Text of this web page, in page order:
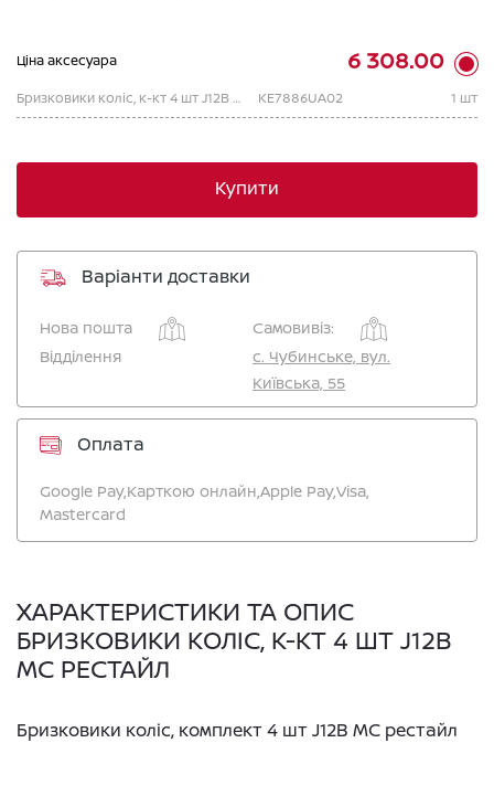
Ціна аксесуара 6 308.00
Бризковики коліс, к-кт 4 шт J12B MC рестайл KE7886UA02 1 шт
Купити
Варіанти доставки
Нова пошта
Самовивіз:
Відділення
c. Чубинське, вул.
Київська, 55
Оплата
Google Pay,Карткою онлайн,Apple Pay,Visa,
Mastercard
ХАРАКТЕРИСТИКИ ТА ОПИС
БРИЗКОВИКИ КОЛІС, К-КТ 4 ШТ J12B
MC РЕСТАЙЛ
Бризковики коліс, комплект 4 шт J12B MC рестайл